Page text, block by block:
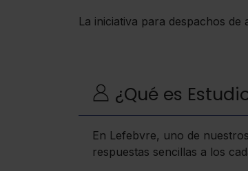
La iniciativa para despachos
¿Qué es
En Lefebvre, uno de
respuestas sencillas a los